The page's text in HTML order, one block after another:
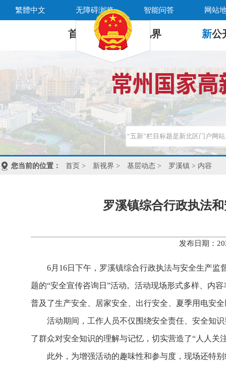
繁體中文 无障碍浏览 智能问答 网站
首 页 新 视界 新公
您当前的位置： 首页 > 新视界 > 基层动态 > 罗溪镇 > 内容
罗溪镇综合行政执法
发布日期：
6月16日下午，罗溪镇综合行政执法与安全生产
题的“安全宣传咨询日”活动。活动现场形式多样、内
普及了生产安全、居家安全、出行安全、夏季用电安
活动期间，工作人员不仅围绕安全责任、安全知
了群众对安全知识的理解与记忆，切实营造了“人人关
此外，为增强活动的趣味性和参与度，现场还特